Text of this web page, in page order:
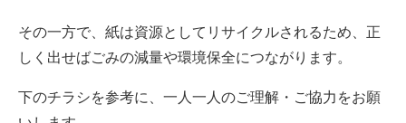
その一方で、紙は資源としてリサイクルされるため、正
しく出せばごみの減量や環境保全につながります。
下のチラシを参考に、一人一人のご理解・ご協力をお願